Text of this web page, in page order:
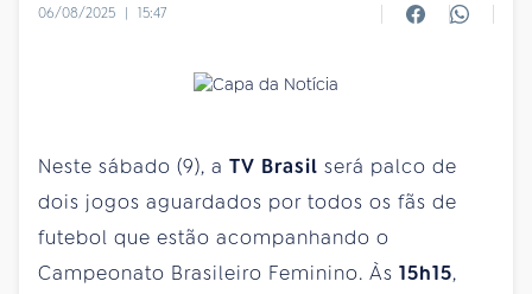
06/08/2025 | 15:47
Neste sábado (9), a TV Brasil será palco de
dois jogos aguardados por todos os fãs de
futebol que estão acompanhando o
Campeonato Brasileiro Feminino. Às 15h15,